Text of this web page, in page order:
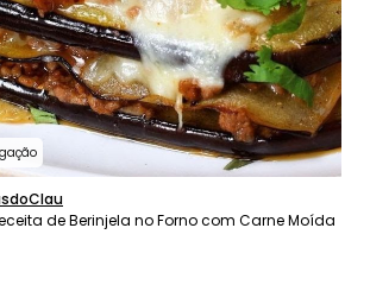
de Berinjela no Forno com Carne Moída